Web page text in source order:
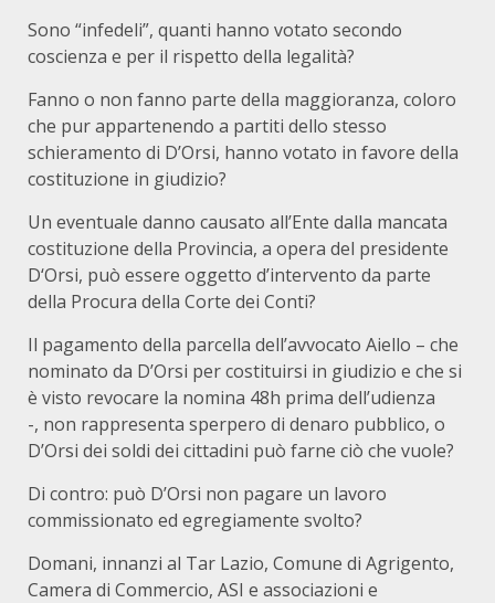
Sono “infedeli”, quanti hanno votato secondo
coscienza e per il rispetto della legalità?
Fanno o non fanno parte della maggioranza, coloro
che pur appartenendo a partiti dello stesso
schieramento di D’Orsi, hanno votato in favore della
costituzione in giudizio?
Un eventuale danno causato all’Ente dalla mancata
costituzione della Provincia, a opera del presidente
D‘Orsi, può essere oggetto d’intervento da parte
della Procura della Corte dei Conti?
Il pagamento della parcella dell’avvocato Aiello – che
nominato da D’Orsi per costituirsi in giudizio e che si
è visto revocare la nomina 48h prima dell’udienza
-, non rappresenta sperpero di denaro pubblico, o
D’Orsi dei soldi dei cittadini può farne ciò che vuole?
Di contro: può D’Orsi non pagare un lavoro
commissionato ed egregiamente svolto?
Domani, innanzi al Tar Lazio, Comune di Agrigento,
Camera di Commercio, ASI e associazioni e